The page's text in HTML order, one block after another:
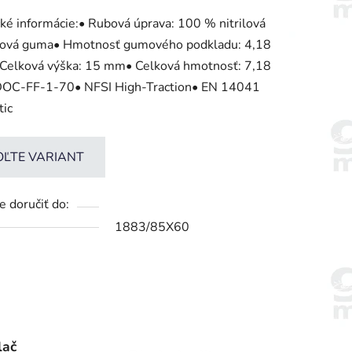
informácie:• Rubová úprava: 100 % nitrilová
guma• Hmotnosť gumového podkladu: 4,18
výška: 15 mm• Celková hmotnosť: 7,18
FF-1-70• NFSI High-Traction• EN 14041
VARIANT
doručiť do:
1883/85X60